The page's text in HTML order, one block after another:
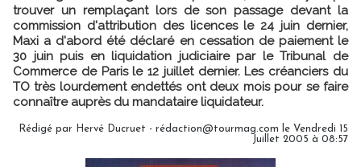
trouver un remplaçant lors de son passage devant la
commission d'attribution des licences le 24 juin dernier,
Maxi a d'abord été déclaré en cessation de paiement le
30 juin puis en liquidation judiciaire par le Tribunal de
Commerce de Paris le 12 juillet dernier. Les créanciers du
TO très lourdement endettés ont deux mois pour se faire
connaître auprès du mandataire liquidateur.
Rédigé par Hervé Ducruet - rédaction@tourmag.com le Vendredi 15
Juillet 2005 à 08:57